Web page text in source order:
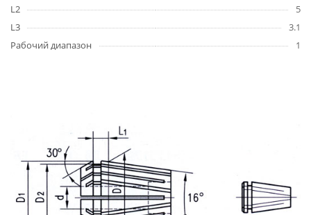
L2
5
L3
3.1
Рабочий диапазон
1